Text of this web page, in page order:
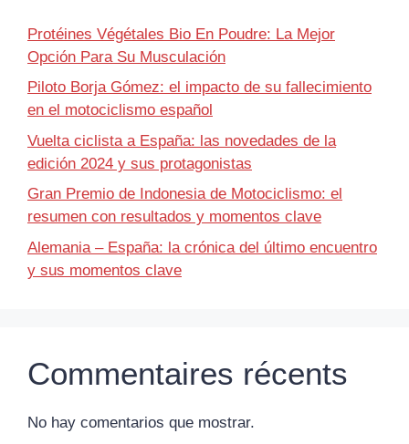
Protéines Végétales Bio En Poudre: La Mejor
Opción Para Su Musculación
Piloto Borja Gómez: el impacto de su fallecimiento
en el motociclismo español
Vuelta ciclista a España: las novedades de la
edición 2024 y sus protagonistas
Gran Premio de Indonesia de Motociclismo: el
resumen con resultados y momentos clave
Alemania – España: la crónica del último encuentro
y sus momentos clave
Commentaires récents
No hay comentarios que mostrar.